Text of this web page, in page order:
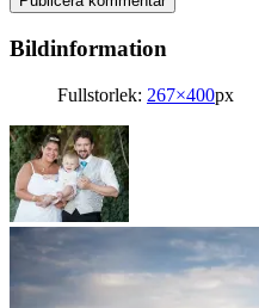
Bildinformation
Fullstorlek: 267×400px